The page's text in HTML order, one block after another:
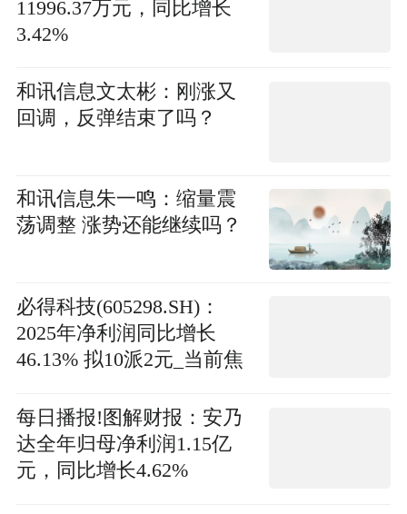
11996.37万元，同比增长
3.42%
和讯信息文太彬：刚涨又
回调，反弹结束了吗？
和讯信息朱一鸣：缩量震
荡调整 涨势还能继续吗？
必得科技(605298.SH)：
2025年净利润同比增长
46.13% 拟10派2元_当前焦
每日播报!图解财报：安乃
达全年归母净利润1.15亿
元，同比增长4.62%